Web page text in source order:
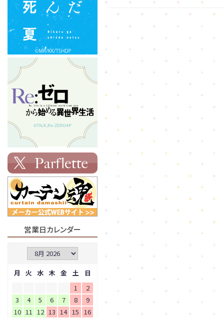
営業日カレンダー
月 火 水 木 金 土
日
1
2
3
4 5 6 7 8
9
10 11 12 13 14 15
16